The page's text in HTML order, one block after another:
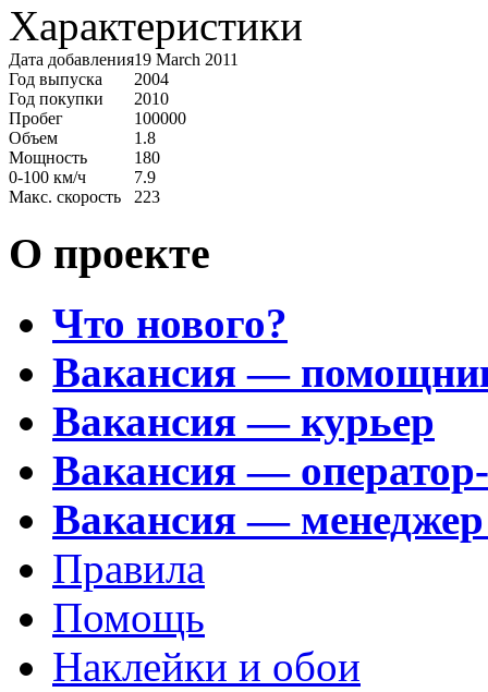
Характеристики
Дата добавления19 March 2011
Год выпуска
2004
Год покупки
2010
Пробег
100000
Объем
1.8
Мощность
180
0-100 км/ч
7.9
Макс. скорость
223
О проекте
Что нового?
Вакансия —
Вакансия — курьер
Вакансия —
Вакансия —
Правила
Помощь
Наклейки и обои